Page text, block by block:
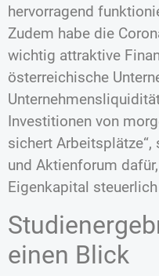
hervorragend
Zudem habe die
wichtig attraktive
österreichische
Investitionen von
sichert Arbeitsplätze“,
und Aktienforum
Eigenkapital
einen Blick